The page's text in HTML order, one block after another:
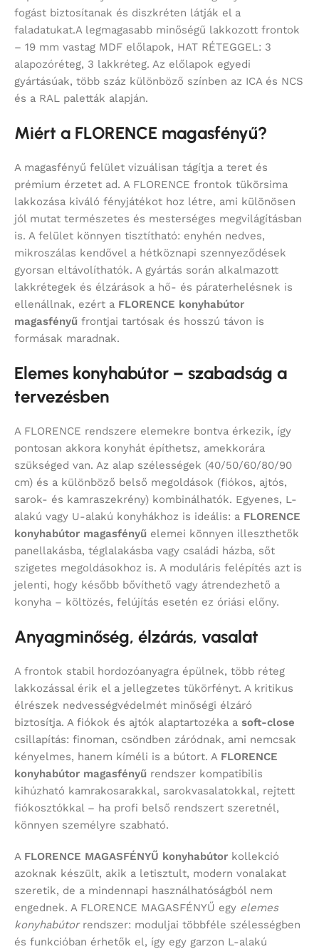
fogást biztosítanak és diszkréten látják el a
faladatukat.A legmagasabb minőségű lakkozott frontok
– 19 mm vastag MDF előlapok, HAT RÉTEGGEL: 3
alapozóréteg, 3 lakkréteg. Az előlapok egyedi
gyártásúak, több száz különböző színben az ICA és NCS
és a RAL paletták alapján.
Miért a FLORENCE magasfényű?
A magasfényű felület vizuálisan tágítja a teret és
prémium érzetet ad. A FLORENCE frontok tükörsima
lakkozása kiváló fényjátékot hoz létre, ami különösen
jól mutat természetes és mesterséges megvilágításban
is. A felület könnyen tisztítható: enyhén nedves,
mikroszálas kendővel a hétköznapi szennyeződések
gyorsan eltávolíthatók. A gyártás során alkalmazott
lakkrétegek és élzárások a hő- és páraterhelésnek is
ellenállnak, ezért a FLORENCE konyhabútor
magasfényű frontjai tartósak és hosszú távon is
formásak maradnak.
Elemes konyhabútor – szabadság a
tervezésben
A FLORENCE rendszere elemekre bontva érkezik, így
pontosan akkora konyhát építhetsz, amekkorára
szükséged van. Az alap szélességek (40/50/60/80/90
cm) és a különböző belső megoldások (fiókos, ajtós,
sarok- és kamraszekrény) kombinálhatók. Egyenes, L-
alakú vagy U-alakú konyhákhoz is ideális: a FLORENCE
konyhabútor magasfényű elemei könnyen illeszthetők
panellakásba, téglalakásba vagy családi házba, sőt
szigetes megoldásokhoz is. A moduláris felépítés azt is
jelenti, hogy később bővíthető vagy átrendezhető a
konyha – költözés, felújítás esetén ez óriási előny.
Anyagminőség, élzárás, vasalat
A frontok stabil hordozóanyagra épülnek, több réteg
lakkozással érik el a jellegzetes tükörfényt. A kritikus
élrészek nedvességvédelmét minőségi élzáró
biztosítja. A fiókok és ajtók alaptartozéka a soft-close
csillapítás: finoman, csöndben záródnak, ami nemcsak
kényelmes, hanem kíméli is a bútort. A FLORENCE
konyhabútor magasfényű rendszer kompatibilis
kihúzható kamrakosarakkal, sarokvasalatokkal, rejtett
fiókosztókkal – ha profi belső rendszert szeretnél,
könnyen személyre szabható.
A FLORENCE MAGASFÉNYŰ konyhabútor kollekció
azoknak készült, akik a letisztult, modern vonalakat
szeretik, de a mindennapi használhatóságból nem
engednek. A FLORENCE MAGASFÉNYŰ egy elemes
konyhabútorrendszer: moduljai többféle szélességben
és funkcióban érhetők el, így egy garzon L-alakú